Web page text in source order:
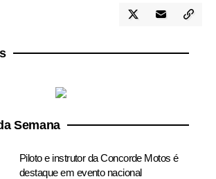
Semana
Piloto e instrutor da Concorde Motos é
destaque em evento nacional